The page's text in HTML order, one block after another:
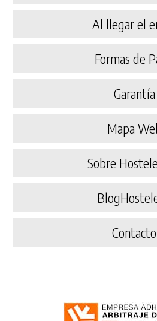
Al llegar el
Formas de
Garantía
Mapa
Sobre
Contacto